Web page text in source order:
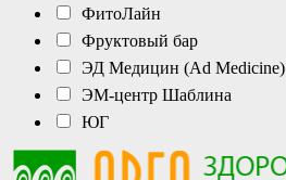
ФитоЛайн
Фруктовый бар
ЭД Медицин (Ad Medicine)
ЭМ-центр Шаблина
ЮГ